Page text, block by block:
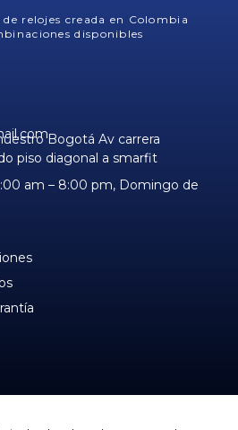
relojes creada en Colombia
disponibles
Bogotá Av carrera
piso diagonal a smarfit
am – 8:00 pm, ​Domingo de